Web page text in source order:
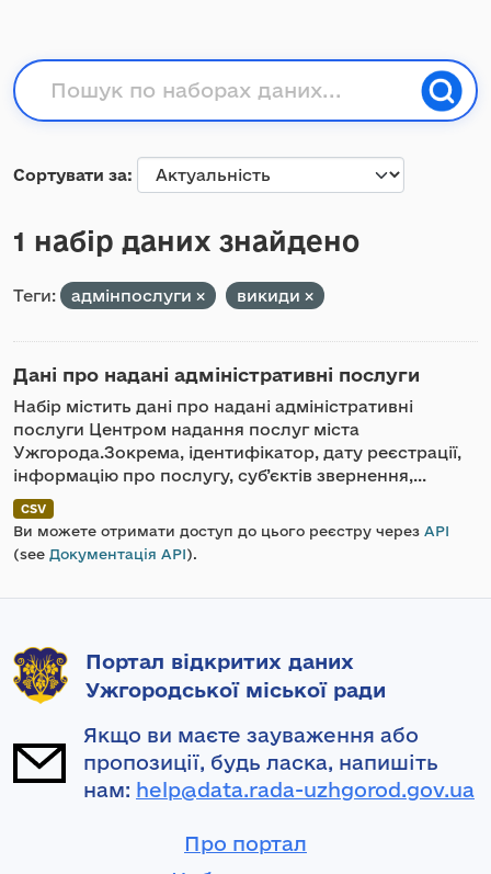
Сортувати за
1 набір даних знайдено
Теги: адмінпослуги викиди
Дані про надані адміністративні послуги
Набір містить дані про надані адміністративні
послуги Центром надання послуг міста
Ужгорода.Зокрема, ідентифікатор, дату реєстрації,
інформацію про послугу, суб’єктів звернення,...
CSV
Ви можете отримати доступ до цього реєстру через API
(see Документація API).
Портал відкритих даних
Ужгородської міської ради
Якщо ви маєте зауваження або
пропозиції, будь ласка, напишіть
нам: help@data.rada-uzhgorod.gov.ua
Про портал